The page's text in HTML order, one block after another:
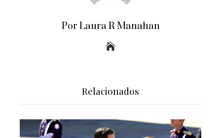
Por Laura R Manahan
Relacionados